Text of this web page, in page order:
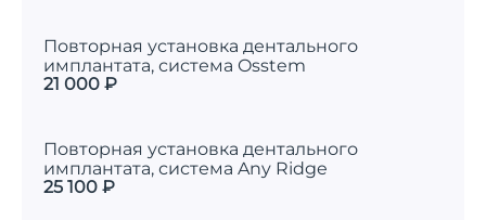
Повторная установка дентального
имплантата, система Osstem
21 000 ₽
Повторная установка дентального
имплантата, система Any Ridge
25 100 ₽